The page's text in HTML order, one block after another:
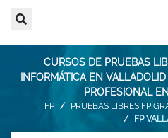
CURSOS DE PRUEBAS
INFORMÁTICA EN
PROFESIONAL
FP
PRUEBAS LIBRES FP
FP